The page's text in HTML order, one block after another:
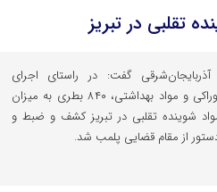
گفت: در راستای اجرای
طرح‌های نظارتی بر اقلام خوراکی و مواد بهداشتی، ۸۴۰ بطری به میزان
انواع مواد شوینده تقلبی در تبریز کشف و ضبط و
از مقام قضایی پلمب شد.